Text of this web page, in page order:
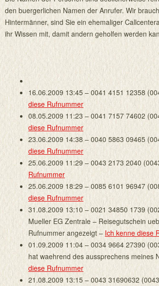
den buergerlichen Namen der Anrufer. Wir
Hintermänner, sind Sie ein ehemaliger
ihr Wissen mit, damit andern geholfen werden
16.06.2009 13:45 – 0041 4151 12358
diese Rufnummer
08.05.2009 11:23 – 0041 7157 74602
diese Rufnummer
23.06.2009 14:38 – 0040 5863 09465
diese Rufnummer
25.06.2009 11:29 – 0043 2173 2040
Rufnummer
25.06.2009 18:29 – 0085 6101 96947
diese Rufnummer
31.08.2009 13:10 – 0021 34850 1739
Mueller EG Zentrale – Reisegutschein
Rufnummer angezeigt – Ich kenne diese
01.09.2009 11:04 – 0034 9664 27390
hat waehrend des aussprechens meines
diese Rufnummer
21.08.2009 13:15 – 0043 31690632